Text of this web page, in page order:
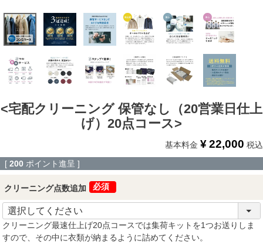
宅配クリーニング 保管なし（20営業日仕上
げ）20点コース
基本料金 ¥22,000 税込
[ 200 ポイント進呈 ]
クリーニング点数追加
クリーニング最速仕上げ20点コースでは集荷キットを1つお送りしま
すので、その中に衣類が納まるように詰めてください。